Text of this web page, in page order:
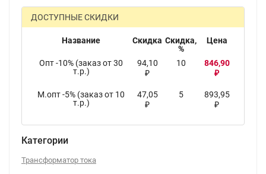
ДОСТУПНЫЕ СКИДКИ
Название Скидка Скидка,
%
Цена
Опт -10% (заказ от 30
т.р.)
94,10
₽
10 846,90
₽
М.опт -5% (заказ от 10
т.р.)
47,05
₽
5 893,95
₽
Категории
Трансформатор тока